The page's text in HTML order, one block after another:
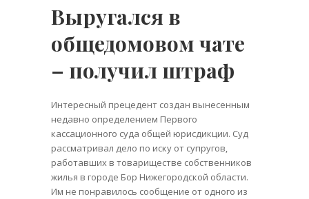
Выругался в
общедомовом чате
– получил штраф
Интересный прецедент создан вынесенным
недавно определением Первого
кассационного суда общей юрисдикции. Суд
рассматривал дело по иску от супругов,
работавших в товариществе собственников
жилья в городе Бор Нижегородской области.
Им не понравилось сообщение от одного из